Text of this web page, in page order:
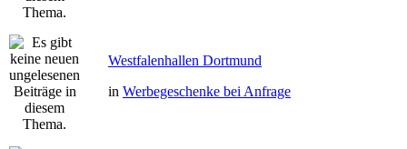
Westfalenhallen Dortmund
in Werbegeschenke bei Anfrage